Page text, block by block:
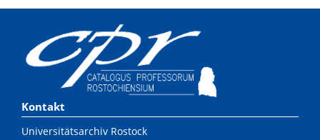
Kontakt
Universitätsarchiv Rostock